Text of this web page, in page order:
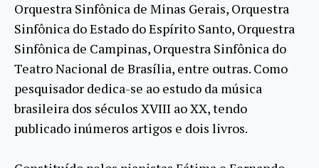
Orquestra Sinfônica de Minas Gerais, Orquestra
Sinfônica do Estado do Espírito Santo, Orquestra
Sinfônica de Campinas, Orquestra Sinfônica do
Teatro Nacional de Brasília, entre outras. Como
pesquisador dedica-se ao estudo da música
brasileira dos séculos XVIII ao XX, tendo
publicado inúmeros artigos e dois livros.